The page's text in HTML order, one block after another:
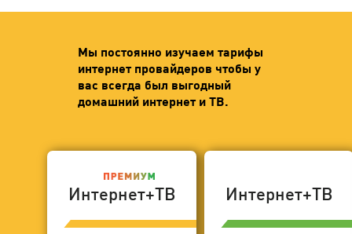
Мы постоянно изучаем тарифы
интернет провайдеров чтобы у
вас всегда был выгодный
домашний интернет и ТВ.
Интернет+ТВ Интернет+ТВ